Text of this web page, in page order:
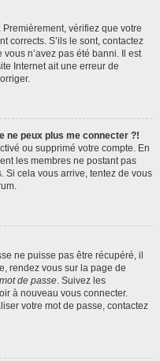
vérifiez que votre
corrects. S’ils le sont, contactez
n’avez pas été banni. Il est
Internet ait une erreur de
ne peux plus me connecter ?!
ou supprimé votre compte. En
les membres ne postant pas
Si cela vous arrive, tentez de vous
ne puisse pas être récupéré, il
rendez vous sur la page de
de passe. Suivez les
à nouveau vous connecter.
votre mot de passe, contactez